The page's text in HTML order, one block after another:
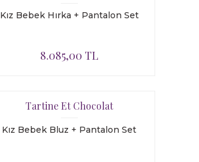
Kız Bebek Hırka + Pantalon Set
8.085,00 TL
Tartine Et Chocolat
Kız Bebek Bluz + Pantalon Set